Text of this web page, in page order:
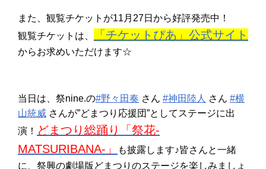
また、観覧チケットが11月27日から好評発売中！
観覧チケットは、
「チケットぴあ」公式サイト
からお求めいただけます☆
当日は、祭nine.の#野々田奏 さん #神田陸人 さん #横
山統威 さんが”どまつり応援団”としてステージに出
演！ どまつり総踊り「祭花-
MATSURIBANA-」
も披露します♪皆さんと一緒
に、祭興の劇場版どまつりのステージを楽しみましょ